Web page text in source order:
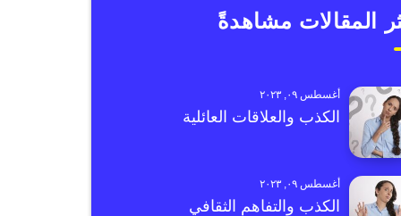
المقالات مشاهدةً
أغسطس ٠٩, ٢٠٢٣
الكذب والعلاقات العائلية
أغسطس ٠٩, ٢٠٢٣
الكذب والتفاهم الثقافي